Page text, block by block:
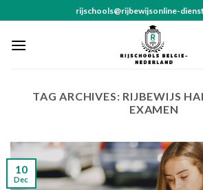
to
content
rijschools@rijbewijsonline-
TAG ARCHIVES: RIJBEWIJS
EXAMEN
10
Dec